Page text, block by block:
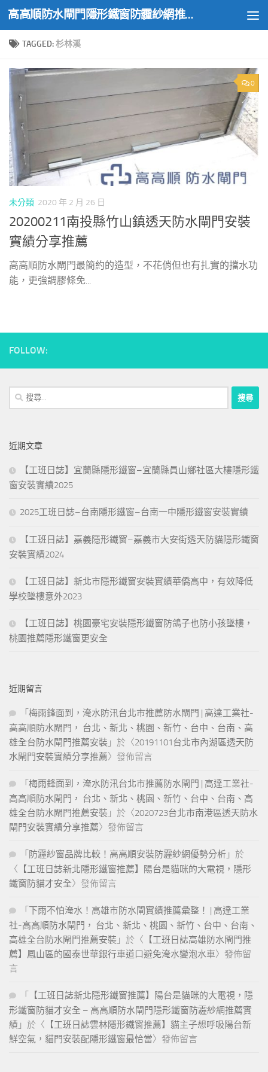
Skip to content 高高順防水閘門隱形鐵窗防霾紗網推薦實績
TAGGED:杉林溪
0
未分類 2020 年 2 月 26 日
20200211南投縣竹山鎮透天防水閘門安裝
實績分享推薦
高高順防水閘門最簡約的造型，不花俏但也有扎實的擋水功
能，更強調膠條免...
FOLLOW:
搜
尋
字:
近期文章
【工班日誌】宜蘭縣隱形鐵窗–宜蘭縣員山鄉社區大樓隱形鐵
窗安裝實績2025
2025工班日誌–台南隱形鐵窗–台南一中隱形鐵窗安裝實績
【工班日誌】嘉義隱形鐵窗–嘉義市大安街透天防貓隱形鐵窗
安裝實績2024
【工班日誌】新北市隱形鐵窗安裝實績華僑高中，有效降低
學校墜樓意外2023
【工班日誌】桃園豪宅安裝隱形鐵窗防鴿子也防小孩墜樓，
桃園推薦隱形鐵窗更安全
近期留言
「 梅雨鋒面到，淹水防汛台北市推薦防水閘門 | 高達工業社-
高高順防水閘門， 台北、新北、桃園、新竹、台中、台南、高
雄全台防水閘門推薦安裝 」於〈20191101台北市內湖區透天防
水閘門安裝實績分享推薦〉發佈留言
「 梅雨鋒面到，淹水防汛台北市推薦防水閘門 | 高達工業社-
高高順防水閘門， 台北、新北、桃園、新竹、台中、台南、高
雄全台防水閘門推薦安裝 」於〈2020723台北市南港區透天防水
閘門安裝實績分享推薦〉發佈留言
「 防霾紗窗品牌比較！高高順安裝防霾紗網優勢分析 」於
〈 【工班日誌新北隱形鐵窗推薦】陽台是貓咪的大電視，隱形
鐵窗防貓才安全〉發佈留言
「 下雨不怕淹水！高雄市防水閘實績推薦彙整！ | 高達工業
社-高高順防水閘門， 台北、新北、桃園、新竹、台中、台南、
高雄全台防水閘門推薦安裝 」於〈 【工班日誌高雄防水閘門推
薦】鳳山區的國泰世華銀行車道口避免淹水變泡水車〉發佈留
言
「
【工班日誌新北隱形鐵窗推薦】陽台是貓咪的大電視，隱
形鐵窗防貓才安全 – 高高順防水閘門隱形鐵窗防霾紗網推薦實
績 」於〈 【工班日誌雲林隱形鐵窗推薦】貓主子想呼吸陽台新
鮮空氣，貓門安裝配隱形鐵窗最恰當〉發佈留言